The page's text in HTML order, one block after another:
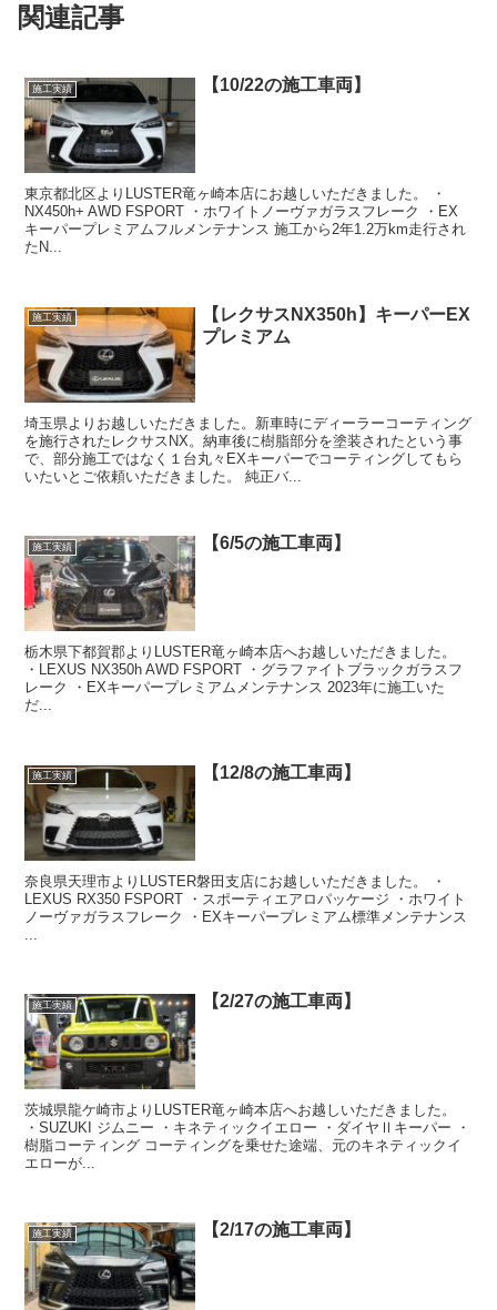
関連記事
施工実績 【10/22の施工車両】
東京都北区よりLUSTER竜ヶ崎本店にお越しいただきました。 ・
NX450h+ AWD FSPORT ・ホワイトノーヴァガラスフレーク ・EX
キーパープレミアムフルメンテナンス 施工から2年1.2万km走行され
たN...
施工実績
【レクサスNX350h】キーパーEX
プレミアム
埼玉県よりお越しいただきました。新車時にディーラーコーティング
を施行されたレクサスNX。納車後に樹脂部分を塗装されたという事
で、部分施工ではなく１台丸々EXキーパーでコーティングしてもら
いたいとご依頼いただきました。 純正バ...
施工実績 【6/5の施工車両】
栃木県下都賀郡よりLUSTER竜ヶ崎本店へお越しいただきました。
・LEXUS NX350h AWD FSPORT ・グラファイトブラックガラスフ
レーク ・EXキーパープレミアムメンテナンス 2023年に施工いた
だ...
施工実績 【12/8の施工車両】
奈良県天理市よりLUSTER磐田支店にお越しいただきました。 ・
LEXUS RX350 FSPORT ・スポーティエアロパッケージ ・ホワイト
ノーヴァガラスフレーク ・EXキーパープレミアム標準メンテナンス
施工実績 【2/27の施工車両】
茨城県龍ケ崎市よりLUSTER竜ヶ崎本店へお越しいただきました。
・SUZUKI ジムニー ・キネティックイエロー ・ダイヤⅡキーパー ・
樹脂コーティング コーティングを乗せた途端、元のキネティックイ
エローが...
施工実績 【2/17の施工車両】